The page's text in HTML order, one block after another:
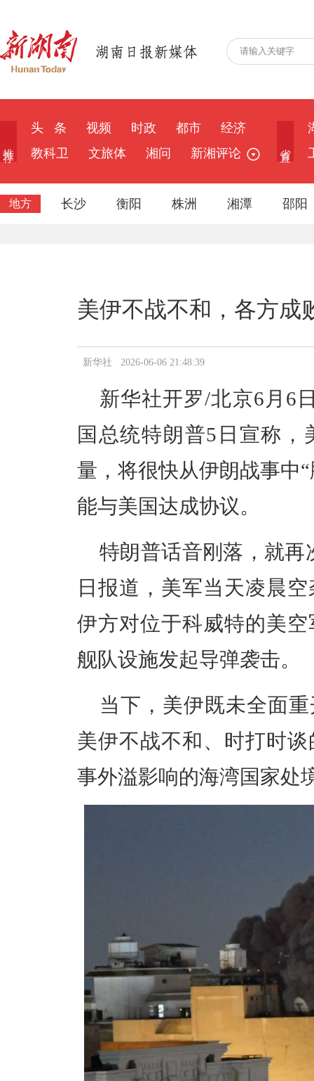
头 条 视频 时政 都市
经济
教科卫
文旅体 湘问 新湘评论
地方 长沙 衡阳 株洲 湘潭 邵阳
美伊不战不和，各方成
新华社 2026-06-06 21:48:39
新华社开罗/北京6月6
国总统特朗普5日宣称，
量，将很快从伊朗战事中
能与美国达成协议。
特朗普话音刚落，就再
日报道，美军当天凌晨
伊方对位于科威特的美
舰队设施发起导弹袭击。
当下，美伊既未全面
美伊不战不和、时打时
事外溢影响的海湾国家处